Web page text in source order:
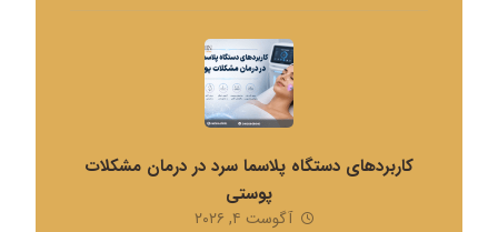
کاربردهای دستگاه پلاسما سرد در درمان مشکلات
پوستی
آگوست ۴, ۲۰۲۶